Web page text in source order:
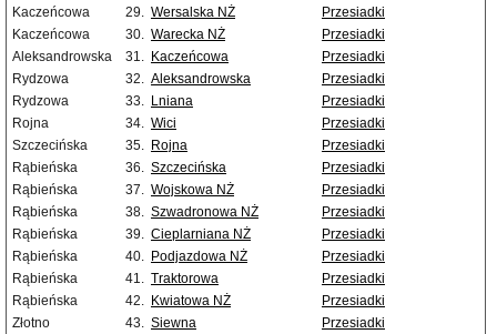
Kaczeńcowa
29. Wersalska NŻ
Przesiadki
Kaczeńcowa
30. Warecka NŻ
Przesiadki
Aleksandrowska
31. Kaczeńcowa
Przesiadki
Rydzowa
32. Aleksandrowska
Przesiadki
Rydzowa
33. Lniana
Przesiadki
Rojna
34. Wici
Przesiadki
Szczecińska
35. Rojna
Przesiadki
Rąbieńska
36. Szczecińska
Przesiadki
Rąbieńska
37. Wojskowa NŻ
Przesiadki
Rąbieńska
38. Szwadronowa NŻ
Przesiadki
Rąbieńska
39. Cieplarniana NŻ
Przesiadki
Rąbieńska
40. Podjazdowa NŻ
Przesiadki
Rąbieńska
41. Traktorowa
Przesiadki
Rąbieńska
42. Kwiatowa NŻ
Przesiadki
Złotno
43. Siewna Przesiadki